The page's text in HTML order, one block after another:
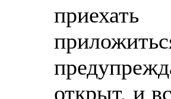
открыт, и